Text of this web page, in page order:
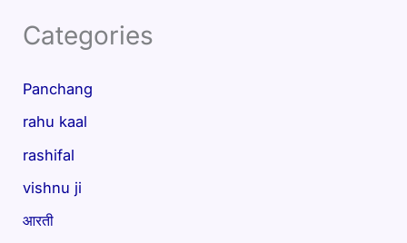
Categories
Panchang
rahu kaal
rashifal
vishnu ji
आरती